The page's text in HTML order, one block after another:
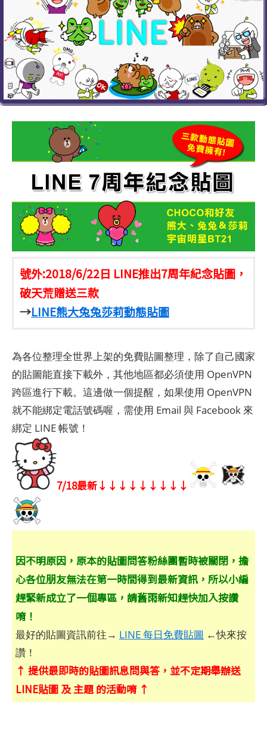
號外:2018/6/22日 LINE推出7周年紀念貼圖，
破天荒贈送三款
→LINE熊大兔兔莎莉動態貼圖
為各位整理全世界上架的免費貼圖整理，除了自己國家
的貼圖能直接下載外，其他地區都必須使用 OpenVPN
跨區進行下載。這邊做一個提醒，如果使用 OpenVPN
就不能綁定電話號碼喔，需使用 Email 與 Facebook 來
綁定 LINE 帳號！
7/18最新↓↓↓↓↓↓↓↓↓
因不明原因，原本的貼圖問答粉絲團暫時被關閉，擔
心各位朋友無法在第一時間得到最新資訊，所以小編
趕緊新成立了一個專區，請舊雨新知趕快加入按讚
唷！
最好的貼圖資訊前往→ LINE 每日免費貼圖 ←快來按
讚！
↑ 提供最即時的貼圖訊息問與答，並不定期舉辦送
LINE貼圖 及 主題 的活動唷 ↑